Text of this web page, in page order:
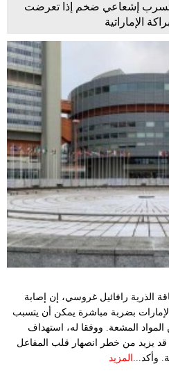
أزياء
صحة
وتغذية
سياحة
وسفر
ديكور
أخبار
إعلام
علوم
إشعاعي ضخم إذا تعرضت
الإماراتية
الذرية رافائيل غروسي، إن إصابة
بضربة مباشرة يمكن أن يتسبب
المشعة. ووفقا له، استهداف
يزيد من خطر انصهار قلب المفاعل
وأكد... المزيد